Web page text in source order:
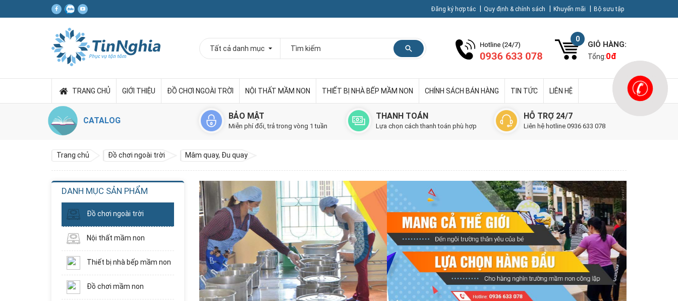
Đăng ký hợp tác Quy định & chính sách Khuyến mãi Bộ sưu tập
0
GIỎ HÀNG:
Tổng:0đ
TRANG CHỦ GIỚI THIỆU ĐỒ CHƠI NGOÀI TRỜI NỘI THẤT MẦM NON THIẾT BỊ NHÀ BẾP MẦM NON CHÍNH SÁCH BÁN HÀNG TIN TỨC LIÊN HỆ
CATALOG BẢO MẬT
Miễn phí đổi, trả trong vòng 1 tuần
THANH TOÁN
Lựa chọn cách thanh toán phù hợp
HỖ TRỢ 24/7
Liên hệ hotline 0936 633 078
Trang chủ Đồ chơi ngoài trời Mâm quay, Đu quay
DANH MỤC SẢN PHẨM
Đồ chơi ngoài trời
Nội thất mầm non
Thiết bị nhà bếp mầm non
Đồ chơi mầm non